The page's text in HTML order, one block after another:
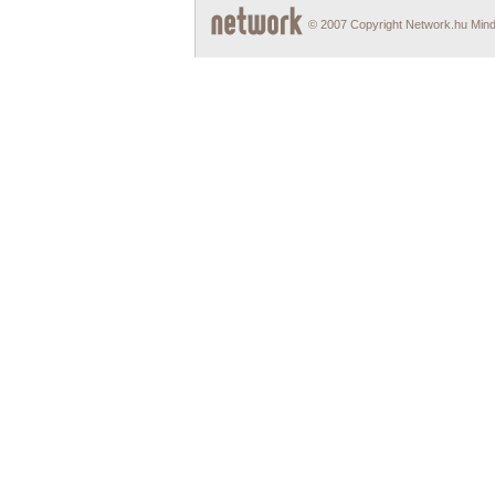
© 2007 Copyright Network.hu